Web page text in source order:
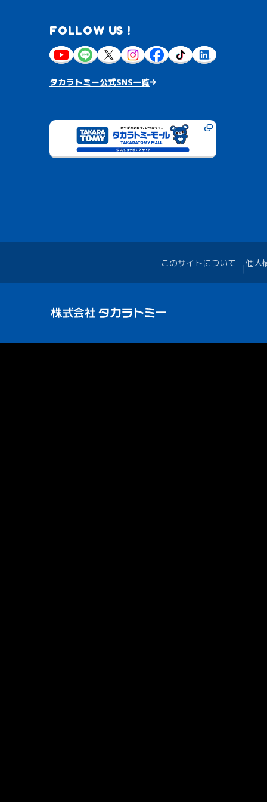
FOLLOW US !
タカラトミー公式SNS一覧
このサイトについて 個人